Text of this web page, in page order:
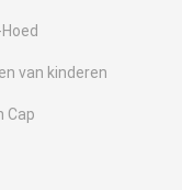
van kinderen
Cap